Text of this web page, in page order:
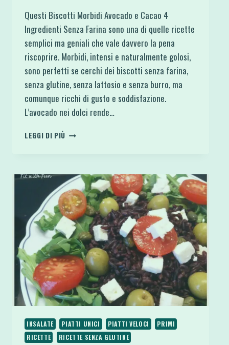
Questi Biscotti Morbidi Avocado e Cacao 4
Ingredienti Senza Farina sono una di quelle ricette
semplici ma geniali che vale davvero la pena
riscoprire. Morbidi, intensi e naturalmente golosi,
sono perfetti se cerchi dei biscotti senza farina,
senza glutine, senza lattosio e senza burro, ma
comunque ricchi di gusto e soddisfazione.
L’avocado nei dolci rende…
LEGGI DI PIÙ BISCOTTI
CACAO
4
INGREDIENTI
SENZA
FARINA
INSALATE PIATTI UNICI PIATTI VELOCI
PRIMI
RICETTE
RICETTE SENZA GLUTINE